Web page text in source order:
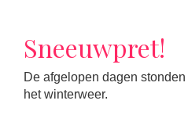
Sneeuwpret!
De afgelopen dagen
het winterweer.